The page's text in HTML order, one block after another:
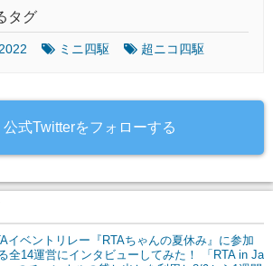
タグ
ミニ四駆 超ニコ四駆
‎公式Twitterをフォローする
イベントリレー『RTAちゃんの夏休み』に参加
全14運営にインタビューしてみた！ 「RTA in Ja